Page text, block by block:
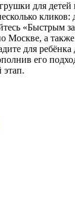
для детей
кликов:
«Быстрым
Москве, а
для
его
этап.